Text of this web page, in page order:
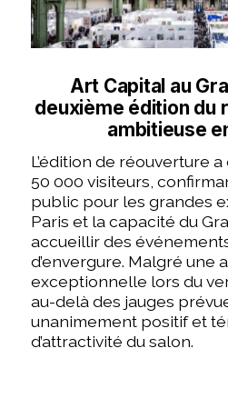
Art Capital au
deuxième édition du
ambitieuse
L’édition de réouverture
50 000 visiteurs,
public pour les grandes
Paris et la capacité du
accueillir des
d’envergure. Malgré une
exceptionnelle lors du
au-delà des jauges
unanimement positif et
d’attractivité du salon.